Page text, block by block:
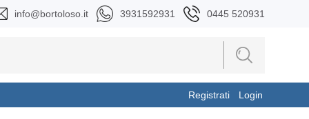
info@bortoloso.it 3931592931 0445 520931
Registrati Login